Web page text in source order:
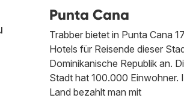
Punta Cana
Trabber bietet in Punta Cana
Hotels für Reisende dieser
Dominikanische Republik an.
Stadt hat 100.000 Einwohner.
Land bezahlt man mit